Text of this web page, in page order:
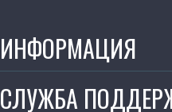
ИНФОРМАЦИЯ
СЛУЖБА